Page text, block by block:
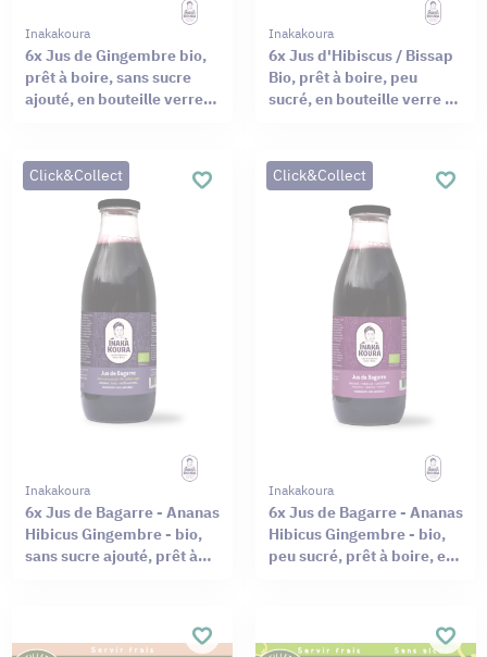
Inakakoura
6x Jus de Gingembre bio,
prêt à boire, sans sucre
ajouté, en bouteille verre
Inakakoura
6x Jus d'Hibiscus / Bissap
Bio, prêt à boire, peu
sucré, en bouteille verre de
Click&Collect
Inakakoura
6x Jus de Bagarre - Ananas
Hibicus Gingembre - bio,
sans sucre ajouté, prêt à
Click&Collect
Inakakoura
6x Jus de Bagarre - Ananas
Hibicus Gingembre - bio,
peu sucré, prêt à boire, en